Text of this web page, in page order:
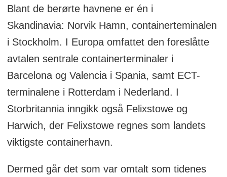
Blant de berørte havnene er én i
Skandinavia: Norvik Hamn, containerteminalen
i Stockholm. I Europa omfattet den foreslåtte
avtalen sentrale containerterminaler i
Barcelona og Valencia i Spania, samt ECT-
terminalene i Rotterdam i Nederland. I
Storbritannia inngikk også Felixstowe og
Harwich, der Felixstowe regnes som landets
viktigste containerhavn.
Dermed går det som var omtalt som tidenes